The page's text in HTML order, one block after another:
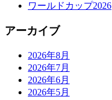
ワールドカップ2026
アーカイブ
2026年8月
2026年7月
2026年6月
2026年5月